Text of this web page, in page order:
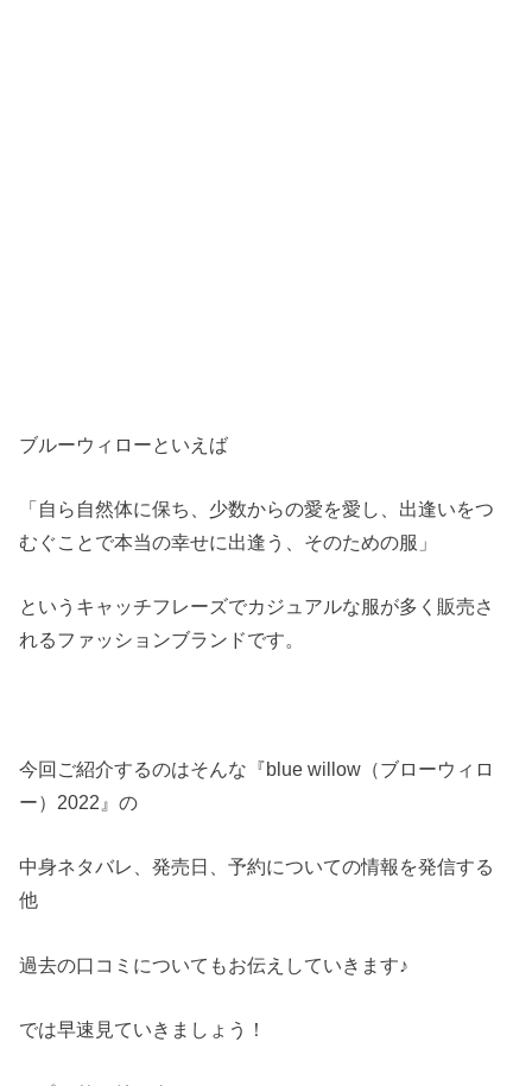
ブルーウィローといえば
「自ら自然体に保ち、少数からの愛を愛し、出逢いをつ
むぐことで本当の幸せに出逢う、そのための服」
というキャッチフレーズでカジュアルな服が多く販売さ
れるファッションブランドです。
今回ご紹介するのはそんな『blue willow（ブローウィロ
ー）2022』の
中身ネタバレ、発売日、予約についての情報を発信する
他
過去の口コミについてもお伝えしていきます♪
では早速見ていきましょう！